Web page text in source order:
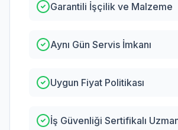
Garantili İşçilik ve Malzeme
Aynı Gün Servis İmkanı
Uygun Fiyat Politikası
İş Güvenliği Sertifikalı